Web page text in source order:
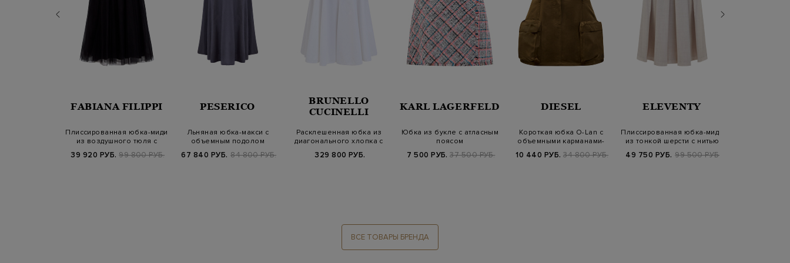
FABIANA FILIPPI
Плиссированная юбка-миди
из воздушного тюля с
39 920 РУБ. 99 800 РУБ.
PESERICO
Льняная юбка-макси с
объемным подолом
67 840 РУБ. 84 800 РУБ.
BRUNELLO
CUCINELLI
Расклешенная юбка из
диагонального хлопка с
329 800 РУБ.
KARL LAGERFELD
Юбка из букле с атласным
поясом
7 500 РУБ. 37 500 РУБ.
DIESEL
Короткая юбка O-Lan с
объемными карманами-
10 440 РУБ. 34 800 РУБ.
ELEVENTY
Плиссированная юбка-миди
из тонкой шерсти с нитью
49 750 РУБ. 99 500 РУБ.
ВСЕ ТОВАРЫ БРЕНДА